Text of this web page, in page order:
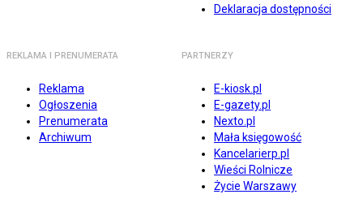
Deklaracja dostępności
REKLAMA I PRENUMERATA
Reklama
Ogłoszenia
Prenumerata
Archiwum
PARTNERZY
E-kiosk.pl
E-gazety.pl
Nexto.pl
Mała księgowość
Kancelarierp.pl
Wieści Rolnicze
Życie Warszawy